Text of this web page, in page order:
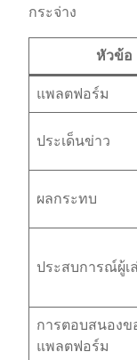
กระจ่าง
หัวข้อ
แพลตฟอร์ม
ประเด็นข่าว
ผลกระทบ
ประสบการณ์ผู้เ
การตอบสนองข
แพลตฟอร์ม